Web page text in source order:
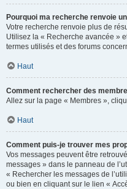
Pourquoi ma recherche renvoie
Votre recherche renvoie plus de
Utilisez la « Recherche avancée »
termes utilisés et des forums
Haut
Comment rechercher des
Allez sur la page « Membres »,
Haut
Comment puis-je trouver mes
Vos messages peuvent être
messages » dans le panneau de
« Rechercher les messages de
ou bien en cliquant sur le lien «